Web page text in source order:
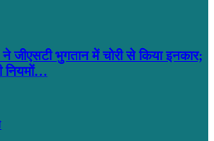
जीएसटी भुगतान में चोरी से किया इनकार;
नियमों…